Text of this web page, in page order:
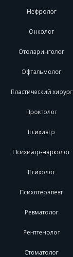
Нефролог
Онколог
Отоларинголог
Офтальмолог
Пластический хирург
Проктолог
Психиатр
Психиатр-нарколог
Психолог
Психотерапевт
Ревматолог
Рентгенолог
Стоматолог